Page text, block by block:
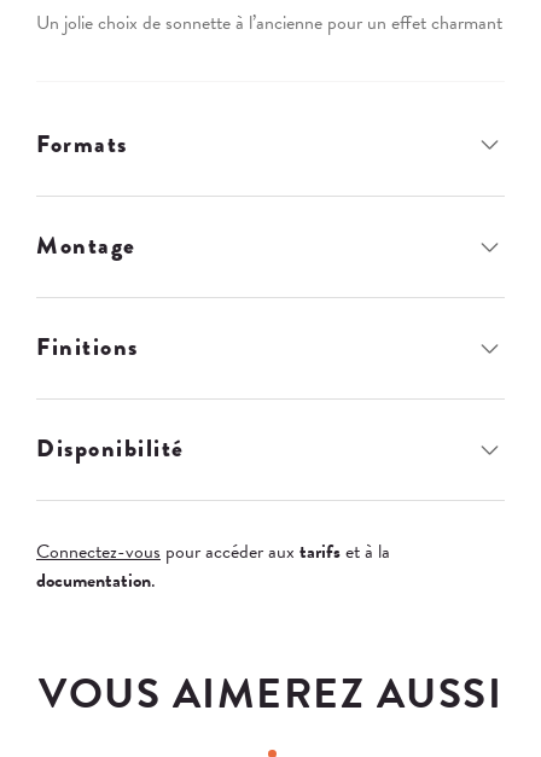
Un jolie choix de sonnette à l’ancienne pour un effet charmant
Formats
Montage
Finitions
Disponibilité
Connectez-vous pour accéder aux tarifset à la
documentation.
VOUS AIMEREZ AUSSI